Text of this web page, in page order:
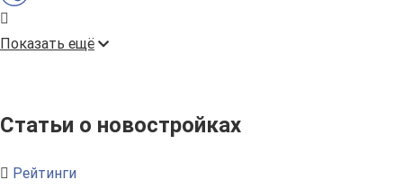
Показать ещё
Статьи о новостройках
Рейтинги